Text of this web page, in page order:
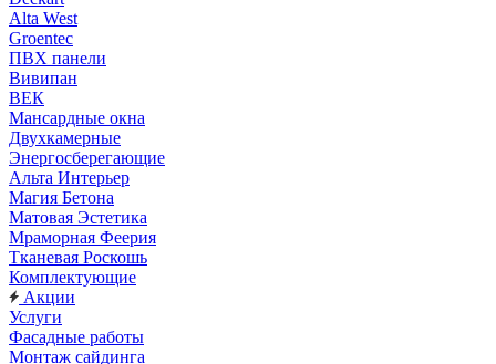
Alta West
Groentec
ПВХ панели
Вивипан
ВЕК
Мансардные окна
Двухкамерные
Энергосберегающие
Альта Интерьер
Магия Бетона
Матовая Эстетика
Мраморная Феерия
Тканевая Роскошь
Комплектующие
Акции
Услуги
Фасадные работы
Монтаж сайдинга